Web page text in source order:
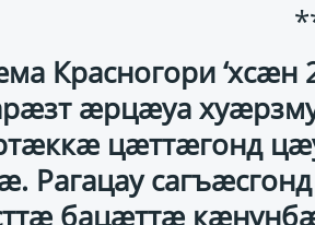
Красногори
æрцæуа
цæттæгонд
Рагацау
бацæттæ